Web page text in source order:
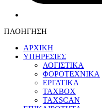
ΠΛΟΗΓΗΣΗ
ΑΡΧΙΚΗ
ΥΠΗΡΕΣΙΕΣ
ΛΟΓΙΣΤΙΚΑ
ΦΟΡΟΤΕΧΝΙΚΑ
ΕΡΓΑΤΙΚΑ
TAXBOX
TAXSCAN